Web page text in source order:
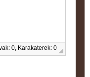
0, Karakaterek: 0